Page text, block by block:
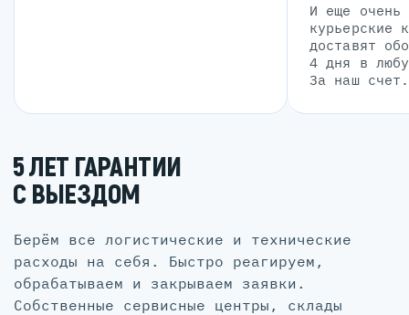
И еще очень
курьерские
доставят
4 дня в
За наш счет.
5 ЛЕТ ГАРАНТИИ
С ВЫЕЗДОМ
Берём все логистические и технические
расходы на себя. Быстро реагируем,
обрабатываем и закрываем заявки.
Собственные сервисные центры, склады